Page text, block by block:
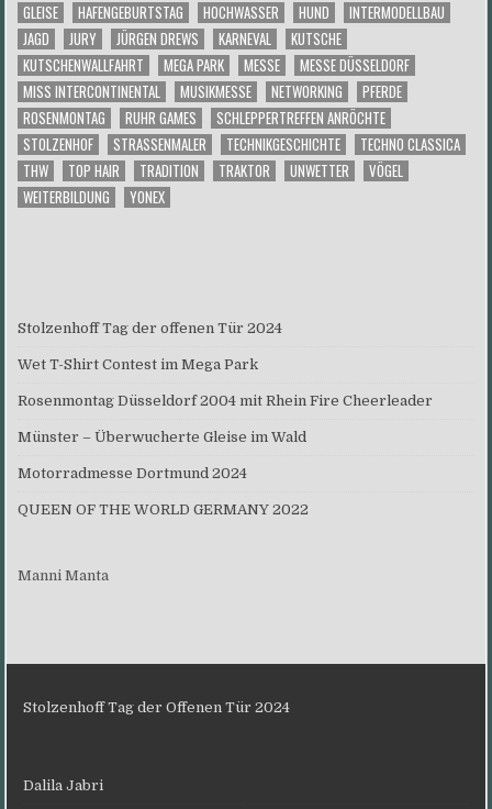
GLEISE
HAFENGEBURTSTAG HOCHWASSER HUND
INTERMODELLBAU
JAGD
JURY JÜRGEN DREWS KARNEVAL
KUTSCHE
KUTSCHENWALLFAHRT
MEGA PARK MESSE
MESSE DÜSSELDORF
MISS INTERCONTINENTAL
MUSIKMESSE NETWORKING
PFERDE
ROSENMONTAG
RUHR GAMES
SCHLEPPERTREFFEN ANRÖCHTE
STOLZENHOF
STRASSENMALER TECHNIKGESCHICHTE
TECHNO CLASSICA
THW
TOP HAIR TRADITION TRAKTOR UNWETTER
VÖGEL
WEITERBILDUNG
YONEX
Stolzenhoff Tag der offenen Tür 2024
Wet T-Shirt Contest im Mega Park
Rosenmontag Düsseldorf 2004 mit Rhein Fire Cheerleader
Münster – Überwucherte Gleise im Wald
Motorradmesse Dortmund 2024
QUEEN OF THE WORLD GERMANY 2022
Manni Manta
Stolzenhoff Tag der Offenen Tür 2024
Dalila Jabri